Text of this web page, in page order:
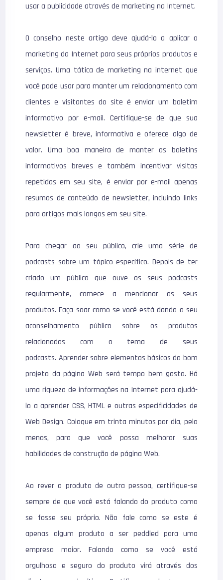
usar a publicidade através de marketing na Internet.
O conselho neste artigo deve ajudá-lo a aplicar o
marketing da Internet para seus próprios produtos e
serviços. Uma tática de marketing na internet que
você pode usar para manter um relacionamento com
clientes e visitantes do site é enviar um boletim
informativo por e-mail. Certifique-se de que sua
newsletter é breve, informativa e oferece algo de
valor. Uma boa maneira de manter os boletins
informativos breves e também incentivar visitas
repetidas em seu site, é enviar por e-mail apenas
resumos de conteúdo de newsletter, incluindo links
para artigos mais longos em seu site.
Para chegar ao seu público, crie uma série de
podcasts sobre um tópico específico. Depois de ter
criado um público que ouve os seus podcasts
regularmente, comece a mencionar os seus
produtos. Faça soar como se você está dando o seu
aconselhamento público sobre os produtos
relacionados com o tema de seus
podcasts. Aprender sobre elementos básicos do bom
projeto da página Web será tempo bem gasto. Há
uma riqueza de informações na Internet para ajudá-
lo a aprender CSS, HTML e outras especificidades de
Web Design. Coloque em trinta minutos por dia, pelo
menos, para que você possa melhorar suas
habilidades de construção de página Web.
Ao rever o produto de outra pessoa, certifique-se
sempre de que você está falando do produto como
se fosse seu próprio. Não fale como se este é
apenas algum produto a ser peddled para uma
empresa maior. Falando como se você está
orgulhoso e seguro do produto virá através dos